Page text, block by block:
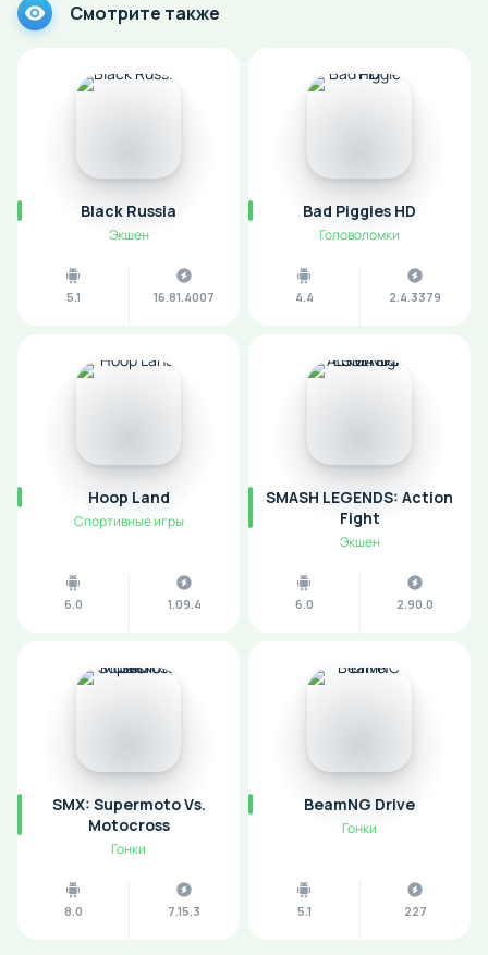
Смотрите также
Black Russia
Экшен
5.1 16.81.4007
Bad Piggies HD
Головоломки
4.4 2.4.3379
Hoop Land
Спортивные игры
6.0 1.09.4
SMASH LEGENDS: Action
Fight
Экшен
6.0 2.90.0
SMX: Supermoto Vs.
Motocross
Гонки
8.0 7.15.3
BeamNG Drive
Гонки
5.1 227